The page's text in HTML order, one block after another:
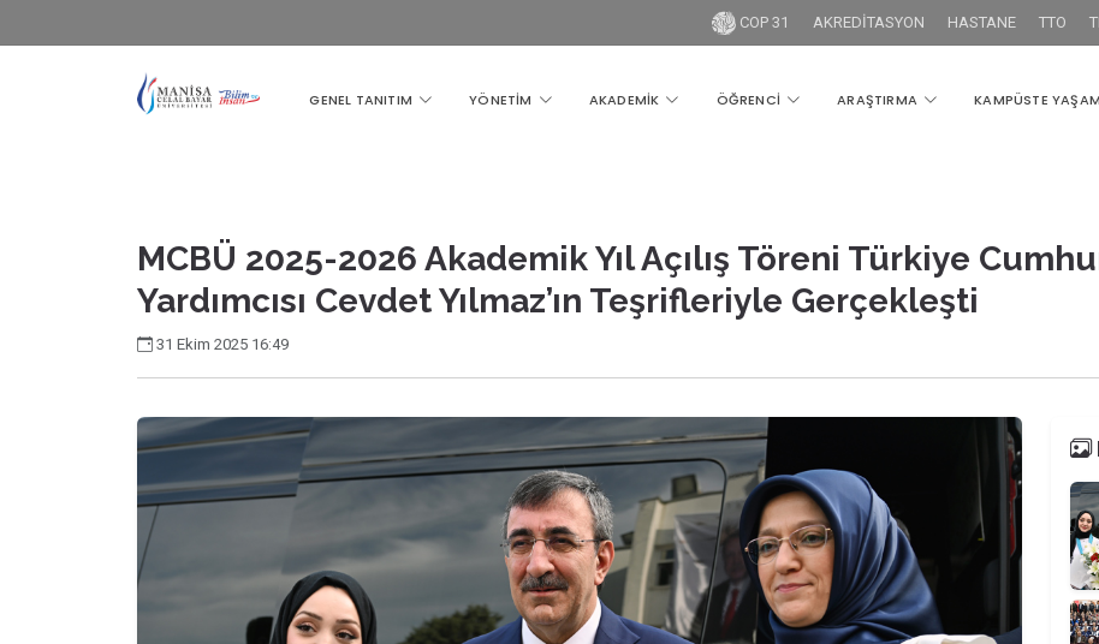
COP 31 AKREDİTASYON HASTANE TTO
GENEL TANITIM YÖNETİM AKADEMİK ÖĞRENCİ ARAŞTIRMA KAMPÜSTE YAŞAM
MCBÜ 2025-2026 Akademik Yıl Açılış Töreni Türkiye
Yardımcısı Cevdet Yılmaz’ın Teşrifleriyle Gerçekleşti
31 Ekim 2025 16:49